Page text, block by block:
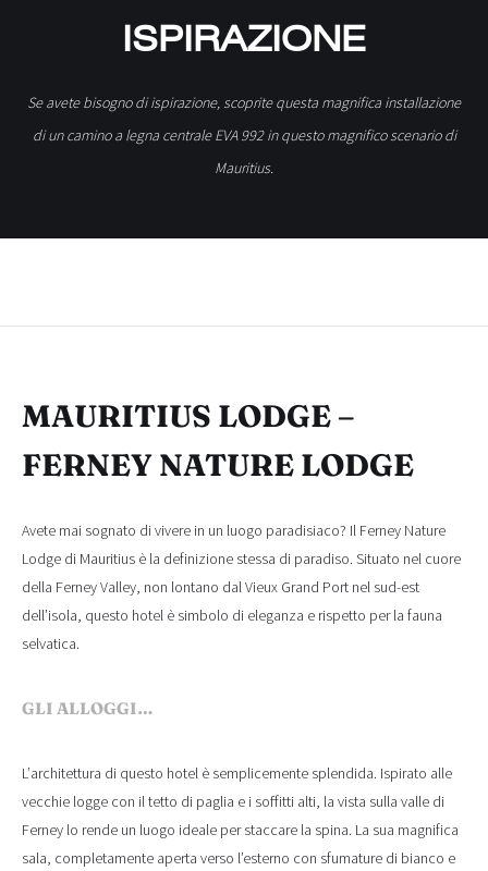
ISPIRAZIONE
Se avete bisogno di ispirazione, scoprite questa magnifica installazione
di un camino a legna centrale EVA 992 in questo magnifico scenario di
Mauritius.
MAURITIUS LODGE –
FERNEY NATURE LODGE
Avete mai sognato di vivere in un luogo paradisiaco? Il Ferney Nature
Lodge di Mauritius è la definizione stessa di paradiso. Situato nel cuore
della Ferney Valley, non lontano dal Vieux Grand Port nel sud-est
dell’isola, questo hotel è simbolo di eleganza e rispetto per la fauna
selvatica.
GLI ALLOGGI…
L’architettura di questo hotel è semplicemente splendida. Ispirato alle
vecchie logge con il tetto di paglia e i soffitti alti, la vista sulla valle di
Ferney lo rende un luogo ideale per staccare la spina. La sua magnifica
sala, completamente aperta verso l’esterno con sfumature di bianco e